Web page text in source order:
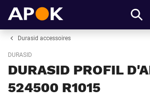
Durasid accessoires
DURASID
DURASID PROFIL
524500 R1015